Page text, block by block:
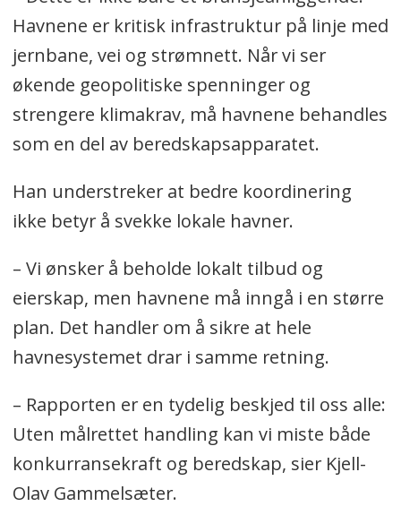
Havnene er kritisk infrastruktur på linje med
jernbane, vei og strømnett. Når vi ser
økende geopolitiske spenninger og
strengere klimakrav, må havnene behandles
som en del av beredskapsapparatet.
Han understreker at bedre koordinering
ikke betyr å svekke lokale havner.
– Vi ønsker å beholde lokalt tilbud og
eierskap, men havnene må inngå i en større
plan. Det handler om å sikre at hele
havnesystemet drar i samme retning.
– Rapporten er en tydelig beskjed til oss alle:
Uten målrettet handling kan vi miste både
konkurransekraft og beredskap, sier Kjell-
Olav Gammelsæter.